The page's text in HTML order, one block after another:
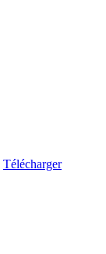
Télécharger